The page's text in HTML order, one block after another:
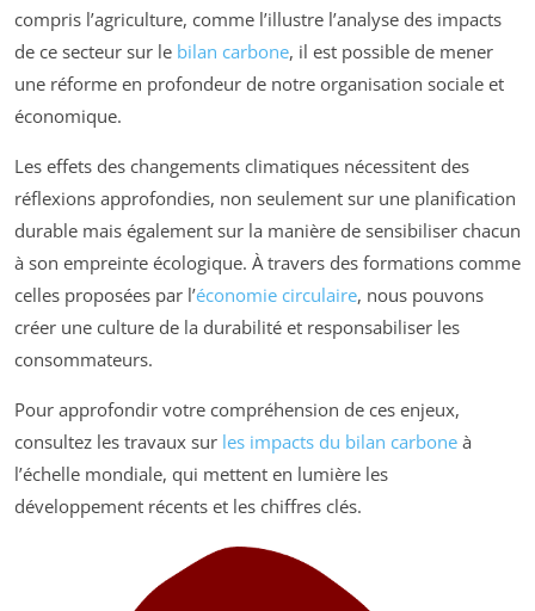
compris l’agriculture, comme l’illustre l’analyse des impacts
de ce secteur sur le bilan carbone, il est possible de mener
une réforme en profondeur de notre organisation sociale et
économique.
Les effets des changements climatiques nécessitent des
réflexions approfondies, non seulement sur une planification
durable mais également sur la manière de sensibiliser chacun
à son empreinte écologique. À travers des formations comme
celles proposées par l’économie circulaire, nous pouvons
créer une culture de la durabilité et responsabiliser les
consommateurs.
Pour approfondir votre compréhension de ces enjeux,
consultez les travaux sur les impacts du bilan carbone à
l’échelle mondiale, qui mettent en lumière les
développement récents et les chiffres clés.